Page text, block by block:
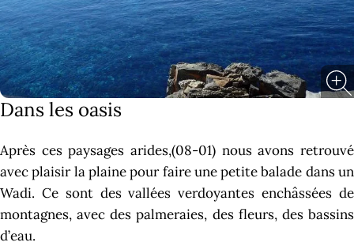
Dans les oasis
Après ces paysages arides,(08-01) nous avons retrouvé
avec plaisir la plaine pour faire une petite balade dans un
Wadi. Ce sont des vallées verdoyantes enchâssées de
montagnes, avec des palmeraies, des fleurs, des bassins
d’eau.